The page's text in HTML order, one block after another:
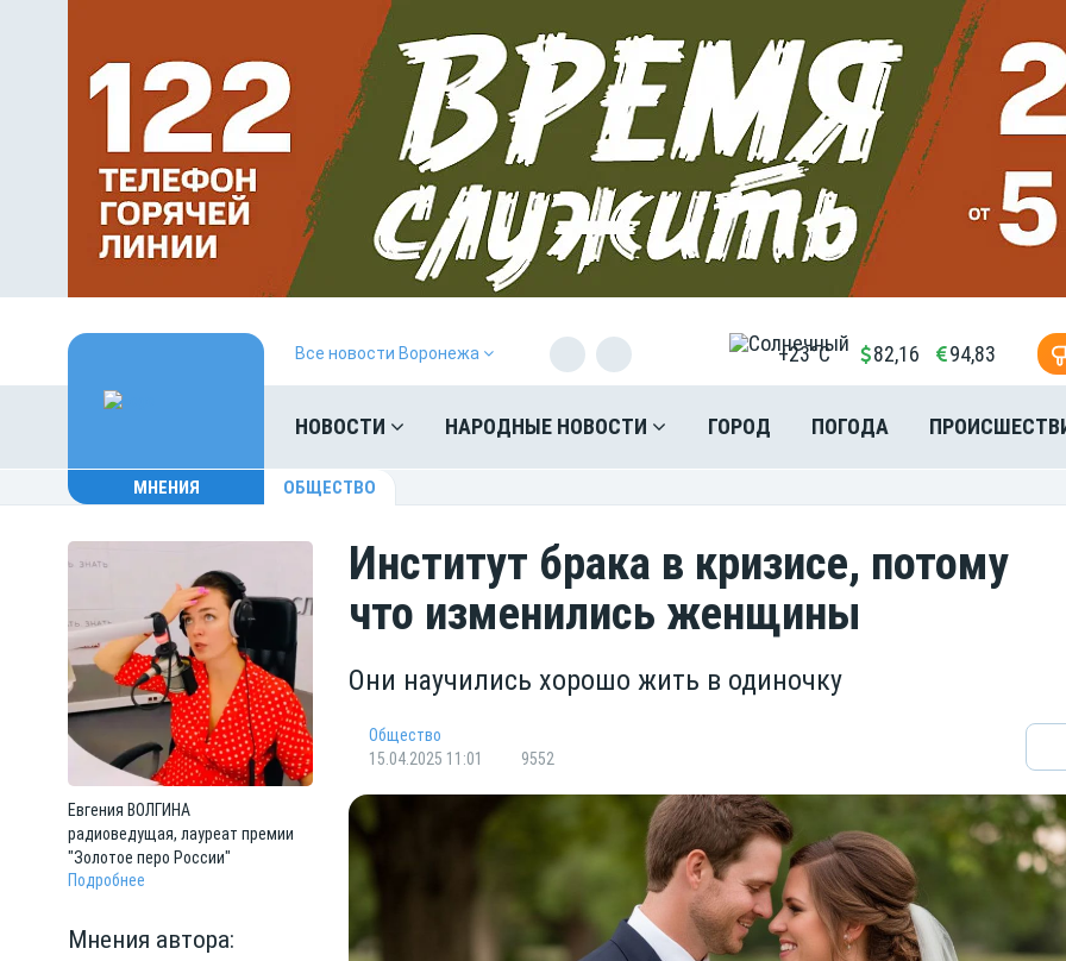
Все новости Воронежа +23°C 82,16 94,83
НОВОСТИ НАРОДНЫЕ НОВОСТИ ГОРОД ПОГОДА
МНЕНИЯ ОБЩЕСТВО
Евгения ВОЛГИНА
радиоведущая, лауреат премии
"Золотое перо России"
Подробнее
Мнения автора:
Институт брака в кризисе, потому
что изменились женщины
Они научились хорошо жить в одиночку
Общество
15.04.2025 11:01
9552